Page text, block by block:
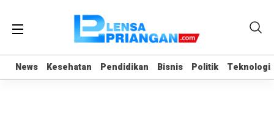
News Kesehatan Pendidikan Bisnis Politik Teknologi
News Kesehatan Pendidikan Bisnis Politik Teknologi